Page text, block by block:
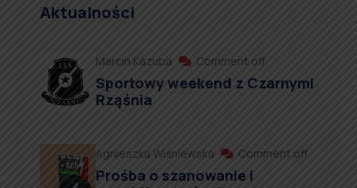
Aktualności
Marcin Kazuba Comment off
Sportowy weekend z Czarnymi
Rząśnia
Agnieszka Wiśniewska Comment off
Prośba o szanowanie i